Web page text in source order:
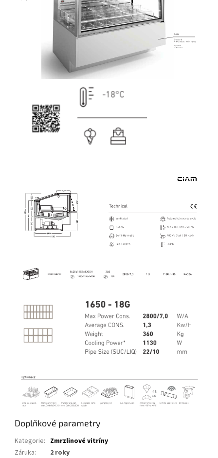
Doplňkové parametry
Kategorie: Zmrzlinové vitríny
Záruka: 2 roky